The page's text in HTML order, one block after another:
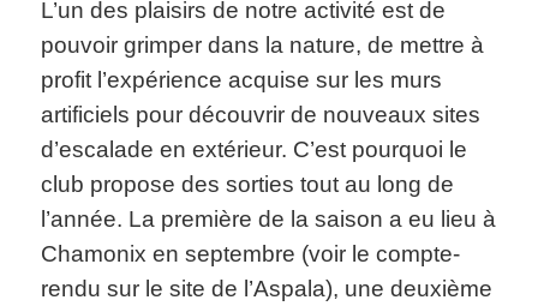
L’un des plaisirs de notre activité est de
pouvoir grimper dans la nature, de mettre à
profit l’expérience acquise sur les murs
artificiels pour découvrir de nouveaux sites
d’escalade en extérieur. C’est pourquoi le
club propose des sorties tout au long de
l’année. La première de la saison a eu lieu à
Chamonix en septembre (voir le compte-
rendu sur le site de l’Aspala), une deuxième